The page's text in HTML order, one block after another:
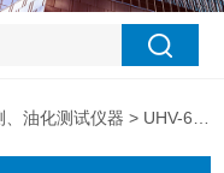
、油化测试仪器 > UHV-605 SF6纯度分析仪